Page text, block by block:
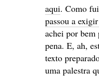
aqui. Como
passou a
achei por
pena. E, ah,
texto
uma palestra